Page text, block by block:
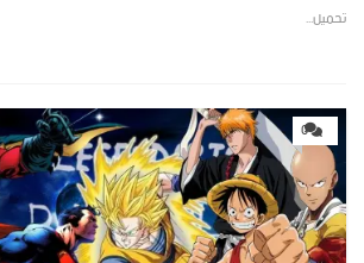
تحميل...
0